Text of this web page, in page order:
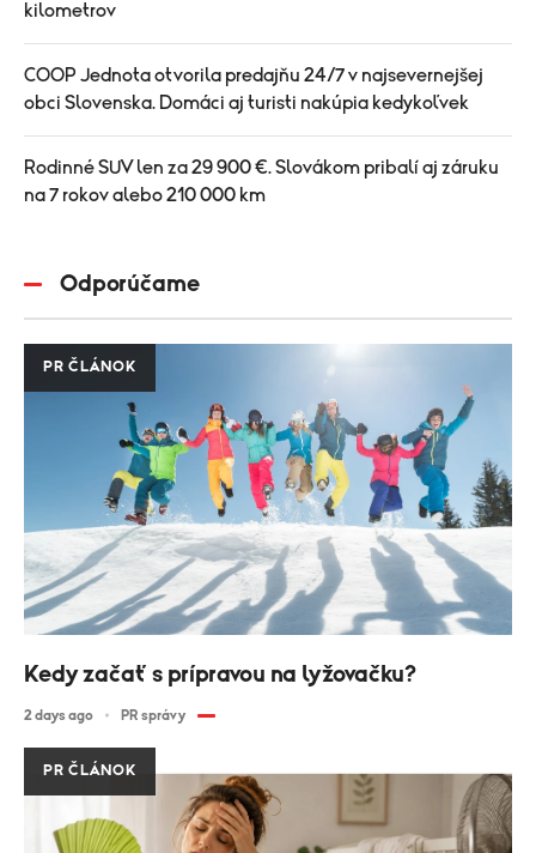
kilometrov
COOP Jednota otvorila predajňu 24/7 v najsevernejšej
obci Slovenska. Domáci aj turisti nakúpia kedykoľvek
Rodinné SUV len za 29 900 €. Slovákom pribalí aj záruku
na 7 rokov alebo 210 000 km
Odporúčame
PR ČLÁNOK
Kedy začať s prípravou na lyžovačku?
2 days ago PR správy
PR ČLÁNOK